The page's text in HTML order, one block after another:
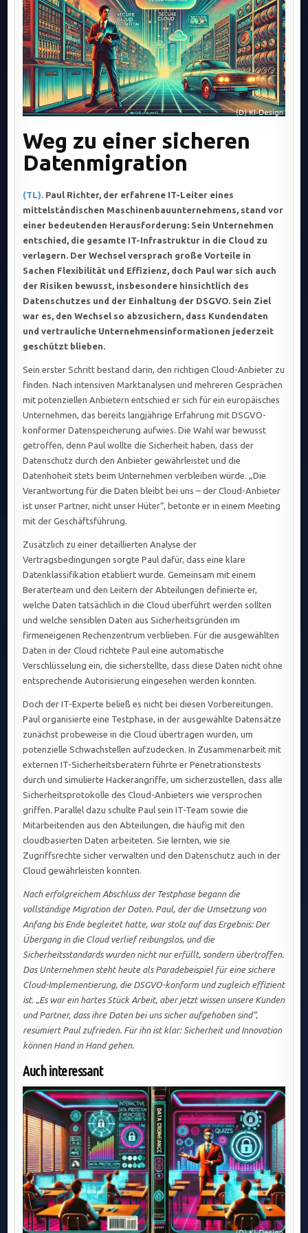
Weg zu einer sicheren
Datenmigration
(TL). Paul Richter, der erfahrene IT-Leiter eines
mittelständischen Maschinenbauunternehmens, stand vor
einer bedeutenden Herausforderung: Sein Unternehmen
entschied, die gesamte IT-Infrastruktur in die Cloud zu
verlagern. Der Wechsel versprach große Vorteile in
Sachen Flexibilität und Effizienz, doch Paul war sich auch
der Risiken bewusst, insbesondere hinsichtlich des
Datenschutzes und der Einhaltung der DSGVO. Sein Ziel
war es, den Wechsel so abzusichern, dass Kundendaten
und vertrauliche Unternehmensinformationen jederzeit
geschützt blieben.
Sein erster Schritt bestand darin, den richtigen Cloud-Anbieter zu
finden. Nach intensiven Marktanalysen und mehreren Gesprächen
mit potenziellen Anbietern entschied er sich für ein europäisches
Unternehmen, das bereits langjährige Erfahrung mit DSGVO-
konformer Datenspeicherung aufwies. Die Wahl war bewusst
getroffen, denn Paul wollte die Sicherheit haben, dass der
Datenschutz durch den Anbieter gewährleistet und die
Datenhoheit stets beim Unternehmen verbleiben würde. „Die
Verantwortung für die Daten bleibt bei uns – der Cloud-Anbieter
ist unser Partner, nicht unser Hüter“, betonte er in einem Meeting
mit der Geschäftsführung.
Zusätzlich zu einer detaillierten Analyse der
Vertragsbedingungen sorgte Paul dafür, dass eine klare
Datenklassifikation etabliert wurde. Gemeinsam mit einem
Beraterteam und den Leitern der Abteilungen definierte er,
welche Daten tatsächlich in die Cloud überführt werden sollten
und welche sensiblen Daten aus Sicherheitsgründen im
firmeneigenen Rechenzentrum verblieben. Für die ausgewählten
Daten in der Cloud richtete Paul eine automatische
Verschlüsselung ein, die sicherstellte, dass diese Daten nicht ohne
entsprechende Autorisierung eingesehen werden konnten.
Doch der IT-Experte beließ es nicht bei diesen Vorbereitungen.
Paul organisierte eine Testphase, in der ausgewählte Datensätze
zunächst probeweise in die Cloud übertragen wurden, um
potenzielle Schwachstellen aufzudecken. In Zusammenarbeit mit
externen IT-Sicherheitsberatern führte er Penetrationstests
durch und simulierte Hackerangriffe, um sicherzustellen, dass alle
Sicherheitsprotokolle des Cloud-Anbieters wie versprochen
griffen. Parallel dazu schulte Paul sein IT-Team sowie die
Mitarbeitenden aus den Abteilungen, die häufig mit den
cloudbasierten Daten arbeiteten. Sie lernten, wie sie
Zugriffsrechte sicher verwalten und den Datenschutz auch in der
Cloud gewährleisten konnten.
Nach erfolgreichem Abschluss der Testphase begann die
vollständige Migration der Daten. Paul, der die Umsetzung von
Anfang bis Ende begleitet hatte, war stolz auf das Ergebnis: Der
Übergang in die Cloud verlief reibungslos, und die
Sicherheitsstandards wurden nicht nur erfüllt, sondern übertroffen.
Das Unternehmen steht heute als Paradebeispiel für eine sichere
Cloud-Implementierung, die DSGVO-konform und zugleich effizient
ist. „Es war ein hartes Stück Arbeit, aber jetzt wissen unsere Kunden
und Partner, dass ihre Daten bei uns sicher aufgehoben sind“,
resümiert Paul zufrieden. Für ihn ist klar: Sicherheit und Innovation
können Hand in Hand gehen.
Auch interessant